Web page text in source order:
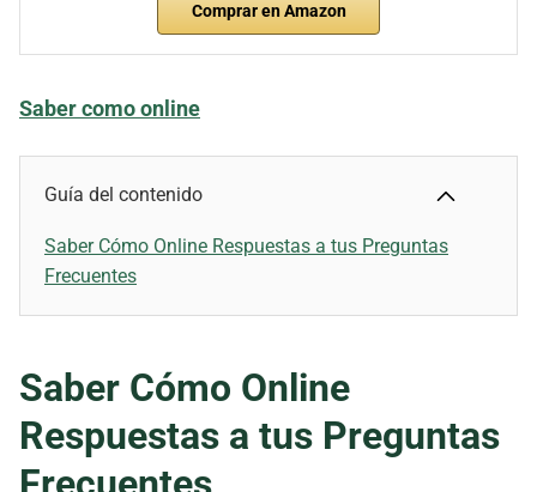
Comprar en Amazon
Saber como online
Guía del contenido
Saber Cómo Online Respuestas a tus Preguntas
Frecuentes
Saber Cómo Online
Respuestas a tus Preguntas